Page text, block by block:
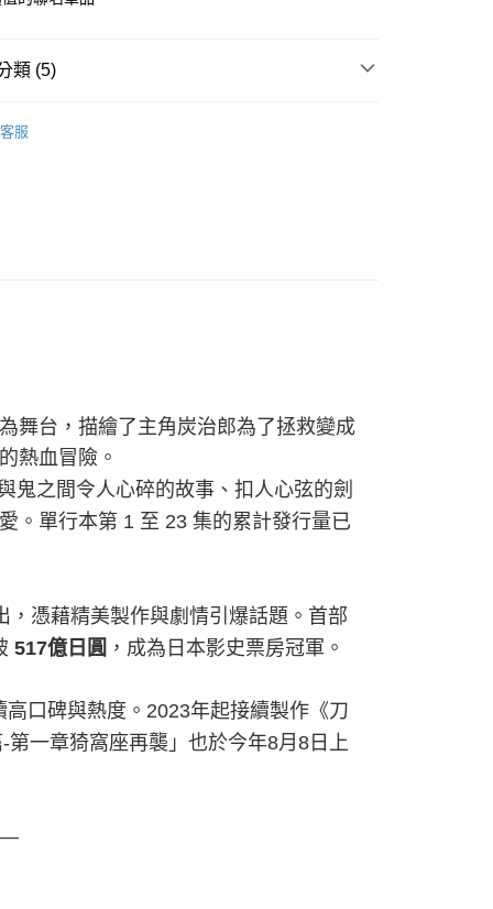
／iPASS MONEY」等通路繳費。
「台灣大哥大股份有限公司」（以下簡稱本公司）所提供，讓
類 (5)
客服
舞台，描繪了主角炭治郎為了拯救變成
熱血冒險。
鬼之間令人心碎的故事、扣人心弦的劍
。單行本第 1 至 23集的累計發行量已
，憑藉精美製作與劇情引爆話題。首部
517億日圓 ，成為日本影史票房冠軍。
口碑與熱度。 2023年起接續製作《刀
-第一章猗窩座再襲」也於今年8月8 日上